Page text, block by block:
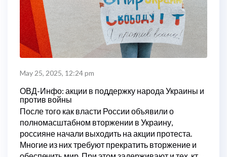
May 25, 2025, 12:24 pm
ОВД-Инфо: акции в поддержку народа Украины и
против войны
После того как власти России объявили о
полномасштабном вторжении в Украину,
россияне начали выходить на акции протеста.
Многие из них требуют прекратить вторжение и